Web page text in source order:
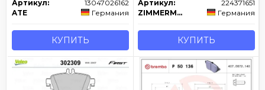
Артикул:
13047026162
ATE
Германия
КУПИТЬ
Артикул:
224371651
ZIMMERMANN
Германия
КУПИТЬ